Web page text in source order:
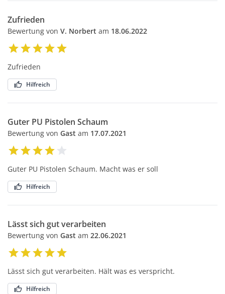
Zufrieden
Bewertung von V. Norbert am 18.06.2022
Zufrieden
Hilfreich
Guter PU Pistolen Schaum
Bewertung von Gast am 17.07.2021
Guter PU Pistolen Schaum. Macht was er soll
Hilfreich
Lässt sich gut verarbeiten
Bewertung von Gast am 22.06.2021
Lässt sich gut verarbeiten. Hält was es verspricht.
Hilfreich